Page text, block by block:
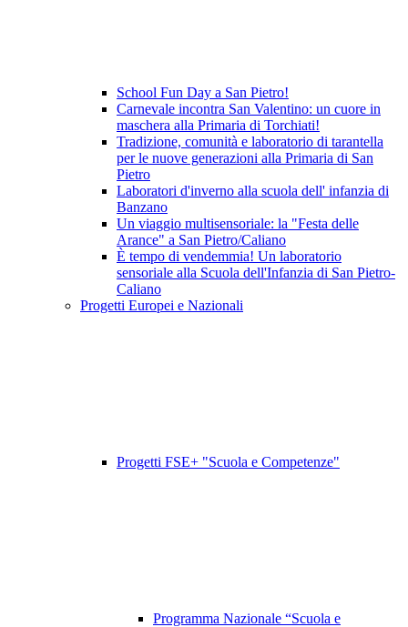
School Fun Day a San Pietro!
Carnevale incontra San Valentino: un cuore in
maschera alla Primaria di Torchiati!
Tradizione, comunità e laboratorio di tarantella
per le nuove generazioni alla Primaria di San
Pietro
Laboratori d'inverno alla scuola dell' infanzia di
Banzano
Un viaggio multisensoriale: la "Festa delle
Arance" a San Pietro/Caliano
È tempo di vendemmia! Un laboratorio
sensoriale alla Scuola dell'Infanzia di San Pietro-
Caliano
Progetti Europei e Nazionali
Progetti FSE+ "Scuola e Competenze"
Programma Nazionale “Scuola e